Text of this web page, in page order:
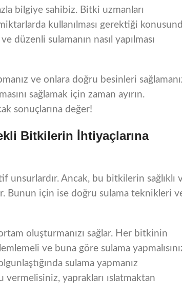
bilgiye sahibiz. Bitki uzmanları
kullanılması gerektiği
düzenli sulamanın nasıl yapılması
ve onlara doğru besinleri
sağlamak için zaman ayırın.
sonuçlarına değer!
Bitkilerin İhtiyaçlarına
unsurlardır. Ancak, bu bitkilerin sağlıklı
Bunun için ise doğru sulama teknikleri
oluşturmanızı sağlar. Her bitkinin
ve buna göre sulama
sulama yapmanız
vermelisiniz, yaprakları ıslatmaktan